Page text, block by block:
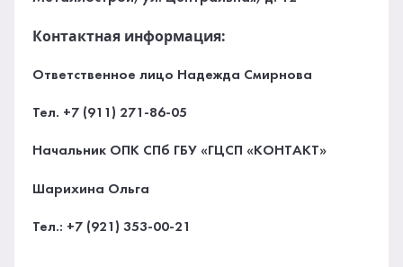
Контактная информация:
Ответственное лицо Надежда Смирнова
Тел. +7 (911) 271-86-05
Начальник ОПК СПб ГБУ «ГЦСП «КОНТАКТ»
Шарихина Ольга
Тел.: +7 (921) 353-00-21